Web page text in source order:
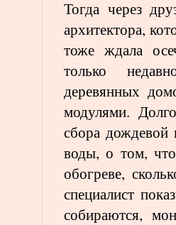
Тогда через
архитектора,
тоже ждала
только
деревянных
модулями.
сбора дождевой
воды, о том,
обогреве,
специалист
собираются,